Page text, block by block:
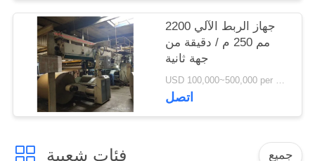
جهاز الربط الآلي 2200
مم 250 م / دقيقة من
جهة ثانية
USD 100,000~500,000 per set MOQ:1 مجموعة
اتصل
فئات شعبية جميع